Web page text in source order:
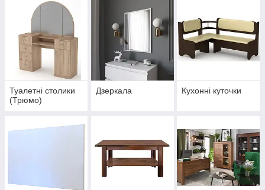
Туалетні столики
(Трюмо)
Дзеркала Кухонні куточки